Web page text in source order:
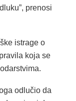
prenosi
istrage o
koja se
odlučio da